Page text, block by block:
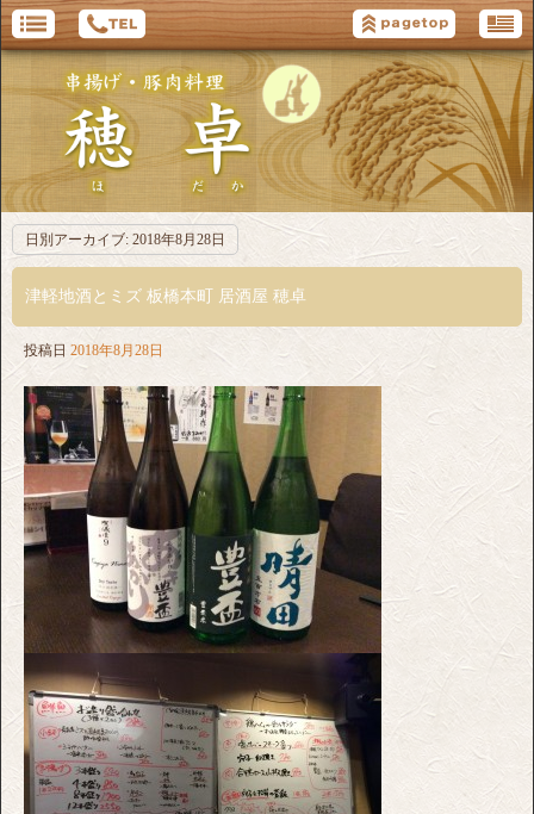
日別アーカイブ: 2018年8月28日
津軽地酒とミズ 板橋本町 居酒屋 穂卓
投稿日 2018年8月28日